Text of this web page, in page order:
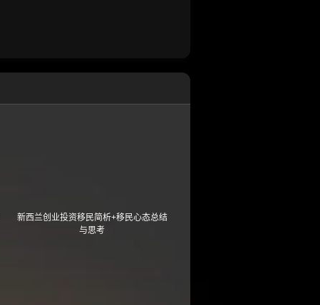
新西兰创业投资移民简析+移民心态总结
与思考